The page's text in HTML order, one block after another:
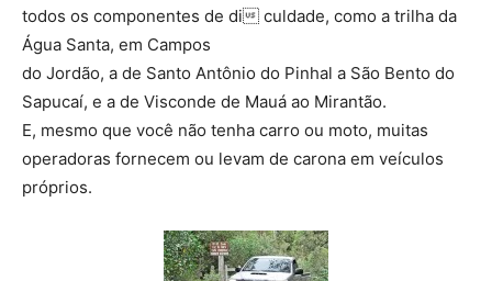
todos os componentes de di culdade, como a trilha da
Água Santa, em Campos
do Jordão, a de Santo Antônio do Pinhal a São Bento do
Sapucaí, e a de Visconde de Mauá ao Mirantão.
E, mesmo que você não tenha carro ou moto, muitas
operadoras fornecem ou levam de carona em veículos
próprios.